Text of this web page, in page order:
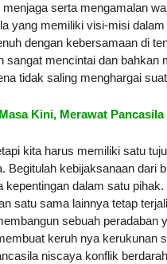
serta mengamalan
yang memiliki visi-misi
dengan kebersamaan di
sangat mencintai dan
tidak saling menghargai
Kini, Merawat
kita harus memiliki satu
Begitulah kebijaksanaan dari
kepentingan dalam satu
satu sama lainnya tetap
sebuah peradaban
keruh nya kerukunan
niscaya konflik